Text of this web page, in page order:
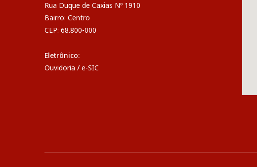
Rua Duque de Caxias Nº 1910
Bairro: Centro
CEP: 68.800-000
Eletrônico:
Ouvidoria / e-SIC